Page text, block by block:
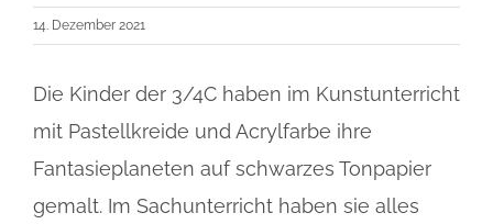
14. Dezember 2021
Die Kinder der 3/4C haben im Kunstunterricht
mit Pastellkreide und Acrylfarbe ihre
Fantasieplaneten auf schwarzes Tonpapier
gemalt. Im Sachunterricht haben sie alles